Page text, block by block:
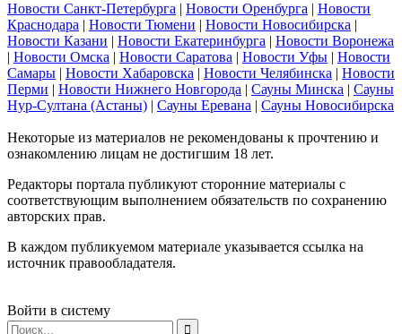
Новости Санкт-Петербурга | Новости Оренбурга | Новости
Краснодара | Новости Тюмени | Новости Новосибирска |
Новости Казани | Новости Екатеринбурга | Новости Воронежа
| Новости Омска | Новости Саратова | Новости Уфы | Новости
Самары | Новости Хабаровска | Новости Челябинска | Новости
Перми | Новости Нижнего Новгорода | Сауны Минска | Сауны
Нур-Султана (Астаны) | Сауны Еревана | Сауны Новосибирска
Некоторые из материалов не рекомендованы к прочтению и
ознакомлению лицам не достигшим 18 лет.
Редакторы портала публикуют сторонние материалы с
соответствующим выполнением обязательств по сохранению
авторских прав.
В каждом публикуемом материале указывается ссылка на
источник правообладателя.
Войти в систему